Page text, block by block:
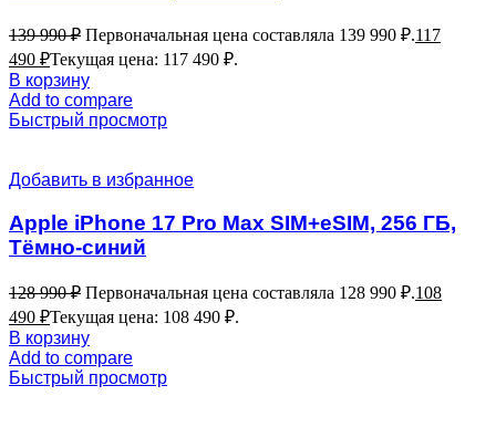
139 990₽ Первоначальная цена составляла 139 990 ₽.117
490 ₽Текущая цена: 117 490 ₽.
В корзину
Add to compare
Быстрый просмотр
Добавить в избранное
Apple iPhone 17 Pro Max SIM+eSIM, 256 ГБ,
Тёмно-синий
128 990₽ Первоначальная цена составляла 128 990 ₽.108
490 ₽Текущая цена: 108 490 ₽.
В корзину
Add to compare
Быстрый просмотр